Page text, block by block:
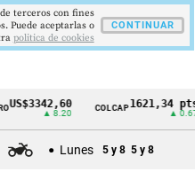
COLCAP1621,34 pts
Lunes 5 y 8 5 y 8
terceros con fines
Puede aceptarlas o
politica de cookies
CONTINUAR